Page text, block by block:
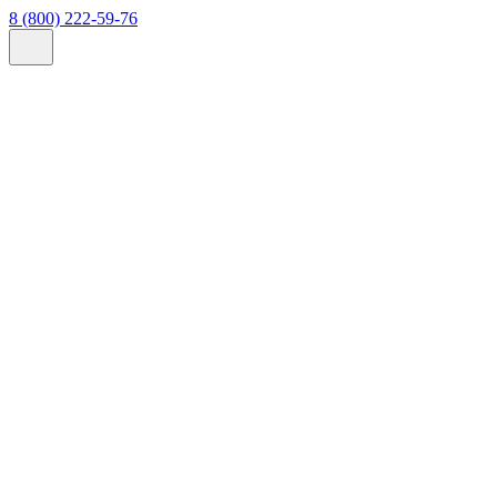
8 (800) 222-59-76